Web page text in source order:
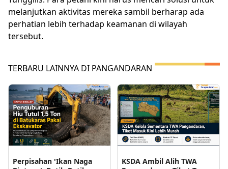
melanjutkan aktivitas mereka sambil berharap ada
perhatian lebih terhadap keamanan di wilayah
tersebut.
TERBARU LAINNYA DI PANGANDARAN
Perpisahan 'Ikan Naga
KSDA Ambil Alih TWA